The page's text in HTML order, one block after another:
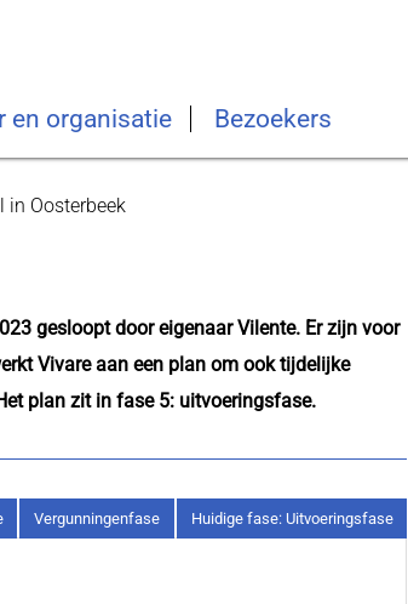
en organisatie Bezoekers
in Oosterbeek
gesloopt door eigenaar Vilente. Er zijn voor
Vivare aan een plan om ook tijdelijke
plan zit in fase 5: uitvoeringsfase.
Vergunningenfase Huidige fase: Uitvoeringsfase